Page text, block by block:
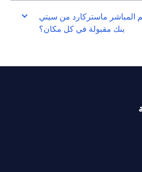
المباشر ماستركارد من سيتي
بنك مقبولة في كل مكان؟